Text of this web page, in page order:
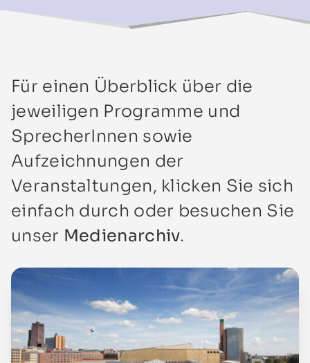
Für einen Überblick über die
jeweiligen Programme und
SprecherInnen sowie
Aufzeichnungen der
Veranstaltungen, klicken Sie sich
einfach durch oder besuchen Sie
unser Medienarchiv.
Mehr